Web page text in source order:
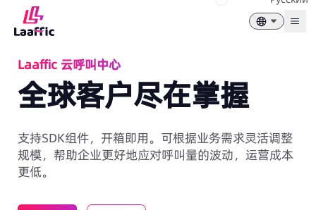
Laaffic 云呼叫中心
全球客户尽在掌握
支持SDK组件，开箱即用。可根据业务需求灵活调整
规模，帮助企业更好地应对呼叫量的波动，运营成本
更低。